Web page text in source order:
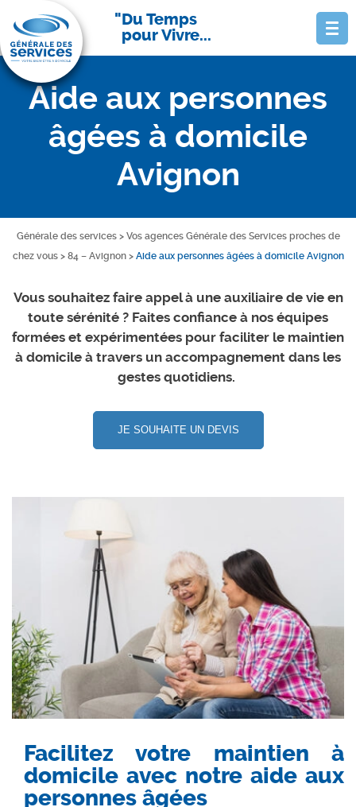
Du Temps
pour Vivre...
Aide aux personnes
âgées à domicile
Avignon
Générale des services> Vos agences Générale des Services proches de
chez vous> 84 – Avignon> Aide aux personnes âgées à domicile Avignon
Vous souhaitez faire appel à une auxiliaire de vie en
toute sérénité ? Faites confiance à nos équipes
formées et expérimentées pour faciliter le maintien
à domicile à travers un accompagnement dans les
gestes quotidiens.
JE SOUHAITE UN DEVIS
Facilitez votre maintien à
domicile avec notre aide aux
personnes âgées